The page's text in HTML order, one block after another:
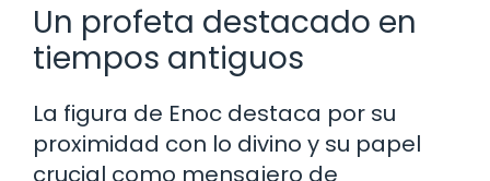
Un profeta destacado en
tiempos antiguos
La figura de Enoc destaca por su
proximidad con lo divino y su papel
crucial como mensajero de